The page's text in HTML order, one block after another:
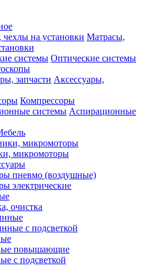
Матрасы,
Оптические системы
Аксессуары,
Компрессоры
Аспирационные
микромоторы
пневмо (воздушные)
электрические
очистка
с подсветкой
повышающие
с подсветкой